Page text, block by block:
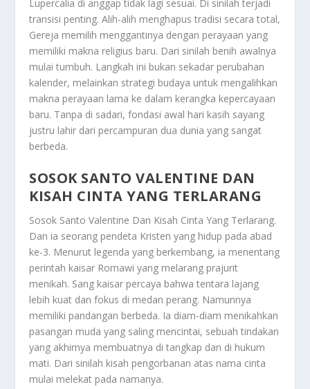
Lupercalia di anggap tidak lagi sesuai. Di sinilah terjadi
transisi penting. Alih-alih menghapus tradisi secara total,
Gereja memilih menggantinya dengan perayaan yang
memiliki makna religius baru. Dari sinilah benih awalnya
mulai tumbuh. Langkah ini bukan sekadar perubahan
kalender, melainkan strategi budaya untuk mengalihkan
makna perayaan lama ke dalam kerangka kepercayaan
baru. Tanpa di sadari, fondasi awal hari kasih sayang
justru lahir dari percampuran dua dunia yang sangat
berbeda.
SOSOK SANTO VALENTINE DAN
KISAH CINTA YANG TERLARANG
Sosok Santo Valentine Dan Kisah Cinta Yang Terlarang.
Dan ia seorang pendeta Kristen yang hidup pada abad
ke-3. Menurut legenda yang berkembang, ia menentang
perintah kaisar Romawi yang melarang prajurit
menikah. Sang kaisar percaya bahwa tentara lajang
lebih kuat dan fokus di medan perang. Namunnya
memiliki pandangan berbeda. Ia diam-diam menikahkan
pasangan muda yang saling mencintai, sebuah tindakan
yang akhirnya membuatnya di tangkap dan di hukum
mati. Dari sinilah kisah pengorbanan atas nama cinta
mulai melekat pada namanya.